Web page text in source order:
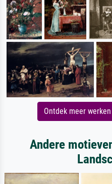
Ontdek meer
Andere